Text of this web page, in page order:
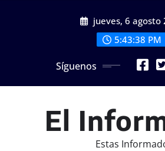
jueves, 6 agosto
5:43:40 PM
Síguenos
El
Estas